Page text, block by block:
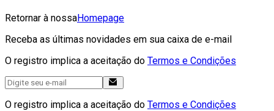
Retornar à nossaHomepage
Receba as últimas novidades em sua caixa de e-mail
O registro implica a aceitação do Termos e Condições
O registro implica a aceitação do Termos e Condições